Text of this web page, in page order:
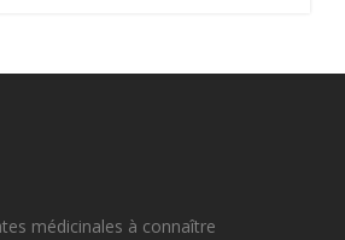
médicinales à connaître